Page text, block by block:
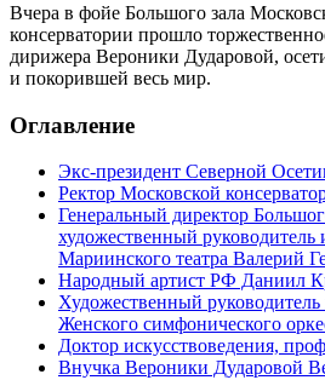
Вчера в фойе Большого зала
консерватории прошло
дирижера Вероники Дударовой,
и покорившей весь мир.
Оглавление
Экс-президент Северной
Ректор Московской
Генеральный директор
художественный
Мариинского театра Валерий
Народный артист РФ Даниил
Художественный
Женского симфонического
Доктор искусствоведения,
Внучка Вероники Дударовой